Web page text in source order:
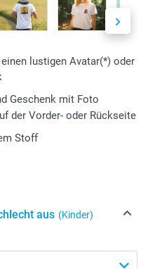
lustigen Avatar(*) oder
Geschenk mit Foto
der Vorder- oder Rückseite
Stoff
aus (Kinder)